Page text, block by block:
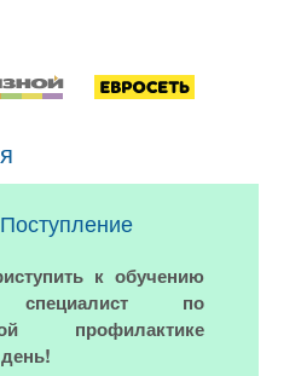
Поступление
к обучению
по
профилактике